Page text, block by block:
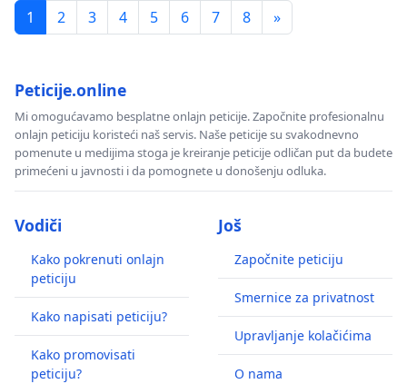
1
2 3 4 5 6 7 8 »
Peticije.online
Mi omogućavamo besplatne onlajn peticije. Započnite profesionalnu
onlajn peticiju koristeći naš servis. Naše peticije su svakodnevno
pomenute u medijima stoga je kreiranje peticije odličan put da budete
primećeni u javnosti i da pomognete u donošenju odluka.
Vodiči
Kako pokrenuti onlajn
peticiju
Kako napisati peticiju?
Kako promovisati
peticiju?
Još
Započnite peticiju
Smernice za privatnost
Upravljanje kolačićima
O nama